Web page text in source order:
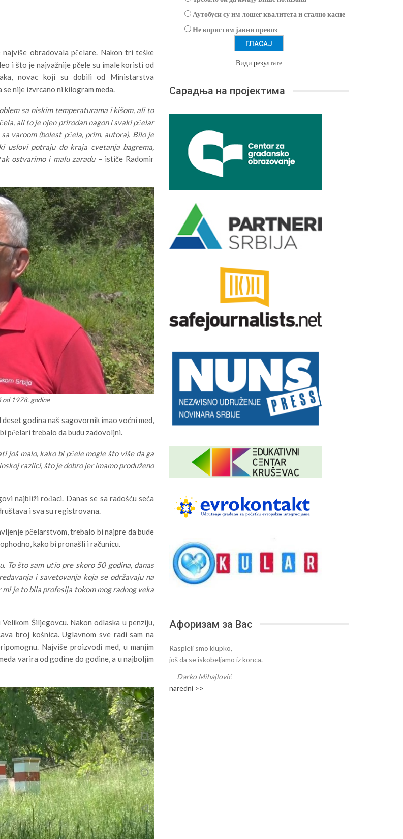
obradovala pčelare. Nakon tri teške
i što je najvažnije pčele su imale koristi od
novac koji su dobili od Ministarstva
nije izvrcano ni kilogram meda.
sa niskim temperaturama i kišom, ali to
ali to je njen prirodan nagon i svaki pčelar
varoom (bolest pčela, prim. autora). Bilo je
uslovi potraju do kraja cvetanja bagrema,
ostvarimo i malu zaradu– ističe Radomir
od 1978. godine
godina naš sagovornik imao voćni med,
pčelari trebalo da budu zadovoljni.
još malo, kako bi pčele mogle što više da ga
razlici, što je dobro jer imamo produženo
najbliži rođaci. Danas se sa radošću seća
i sva su registrovana.
pčelarstvom, trebalo bi najpre da bude
kako bi pronašli i računicu.
To što sam učio pre skoro 50 godina, danas
i savetovanja koja se održavaju na
mi je to bila profesija tokom mog radnog veka
Šiljegovcu. Nakon odlaska u penziju,
broj košnica. Uglavnom sve radi sam na
Najviše proizvodi med, u manjim
varira od godine do godine, a u najboljim
Аутобуси су им лошег квалитета и стално касне
Не користим јавни превоз
Види резултате
Сарадња на пројектима
Афоризам за Вас
Raspleli smo klupko,
još da se iskobeljamo iz konca.
— Darko Mihajlović
naredni >>